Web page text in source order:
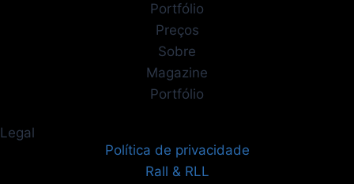
Portfólio
Preços
Sobre
Magazine
Portfólio
Legal
Política de privacidade
Rall & RLL